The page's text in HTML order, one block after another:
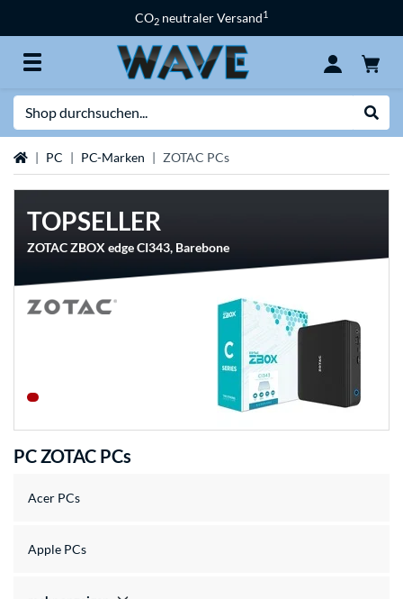
CO2 neutraler Versand1
Startseite
PC PC-Marken ZOTAC PCs
TOPSELLER
ZOTAC ZBOX edge CI343, Barebone
PC ZOTAC PCs
Acer PCs
Apple PCs